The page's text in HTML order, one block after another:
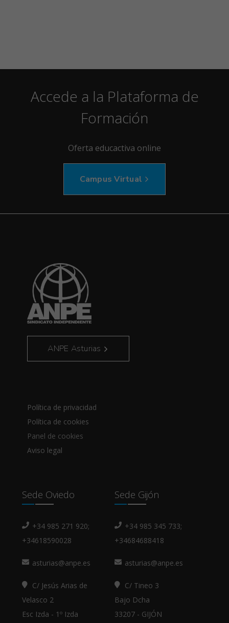
Accede a la Plataforma de
Formación
Oferta educactiva online
Campus Virtual
ANPE Asturias
Política de privacidad
Política de cookies
Panel de cookies
Aviso legal
Sede Oviedo
+34 985 271 920;
+34618590028
asturias@anpe.es
C/ Jesús Arias de
Velasco 2
Esc Izda - 1º Izda
Sede Gijón
+34 985 345 733;
+34684688418
asturias@anpe.es
C/ Tineo 3
Bajo Dcha
33207 - GIJÓN